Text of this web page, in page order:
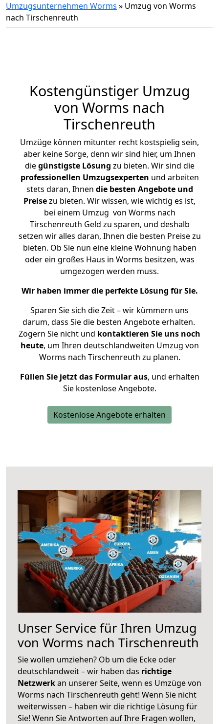
Umzugsunternehmen Worms » Umzug von Worms
nach Tirschenreuth
Kostengünstiger Umzug
von Worms nach
Tirschenreuth
Umzüge können mitunter recht kostspielig sein,
aber keine Sorge, denn wir sind hier, um Ihnen
diegünstigste Lösung zu bieten. Wir sind die
professionellen Umzugsexperten und arbeiten
stets daran, Ihnen die besten Angebote und
Preisezu bieten. Wir wissen, wie wichtig es ist,
bei einem Umzug von Worms nach
Tirschenreuth Geld zu sparen, und deshalb
setzen wir alles daran, Ihnen die besten Preise zu
bieten. Ob Sie nun eine kleine Wohnung haben
oder ein großes Haus in Worms besitzen, was
umgezogen werden muss.
Wir haben immer die perfekte Lösung für Sie.
Sparen Sie sich die Zeit – wir kümmern uns
darum, dass Sie die besten Angebote erhalten.
Zögern Sie nicht und kontaktieren Sie uns noch
heute, um Ihren deutschlandweiten Umzug von
Worms nach Tirschenreuth zu planen.
Füllen Sie jetzt das Formular aus, und erhalten
Sie kostenlose Angebote.
Kostenlose Angebote erhalten
Unser Service für Ihren Umzug
von Worms nach Tirschenreuth
Sie wollen umziehen? Ob um die Ecke oder
deutschlandweit – wir haben das richtige
Netzwerkan unserer Seite, wenn es Umzüge von
Worms nach Tirschenreuth geht! Wenn Sie nicht
weiterwissen – haben wir die richtige Lösung für
Sie! Wenn Sie Antworten auf Ihre Fragen wollen,